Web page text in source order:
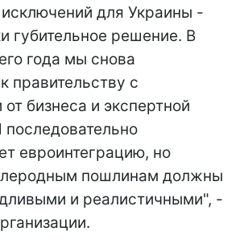
для Украины -
губительное решение. В
года мы снова
правительству с
бизнеса и экспертной
евроинтеграцию, но
пошлинам должны
и реалистичными", -